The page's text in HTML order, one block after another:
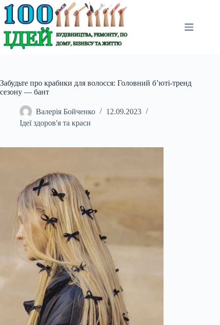
Перейти
до
вмісту
Забудьте про крабики для волосся: Головний б’юті-тренд
сезону — бант
Валерія Бойченко
12.09.2023
Ідеї здоров'я та краси